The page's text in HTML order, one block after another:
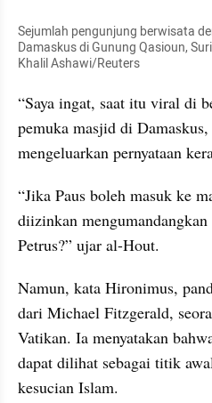
Sejumlah pengunjung berwisata
Damaskus di Gunung Qasioun,
Khalil Ashawi/Reuters
“Saya ingat, saat itu viral di
pemuka masjid di
mengeluarkan pernyataan
“Jika Paus boleh masuk ke
diizinkan
Petrus?” ujar al-Hout.
Namun, kata Hironimus,
dari Michael Fitzgerald,
Vatikan. Ia menyatakan
dapat dilihat sebagai titik
kesucian Islam.